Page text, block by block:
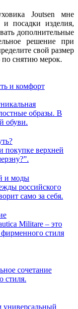
Joutsen мне
посадки изделия,
дополнительные
решение при
свой размер
по снятию мерок.
и комфорт
образы. В
обуви.
покупке верхней
и моды
российского
само за себя.
Militare – это
стиля
сочетание
стиля.